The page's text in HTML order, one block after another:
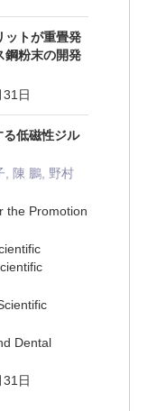
ットが重畳発
鋼粉末の開発
日
低磁性ジル
, 陳 鵬, 野村
the Promotion
Dental
日